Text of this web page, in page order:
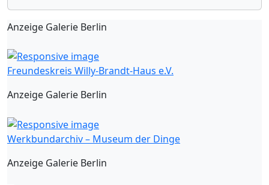
Anzeige Galerie Berlin
Freundeskreis Willy-Brandt-Haus e.V.
Anzeige Galerie Berlin
Werkbundarchiv – Museum der Dinge
Anzeige Galerie Berlin